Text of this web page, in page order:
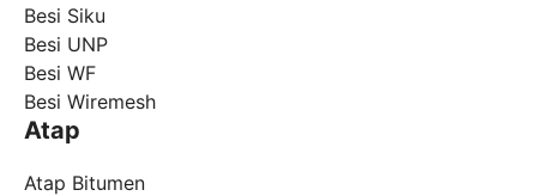
Besi Siku
Besi UNP
Besi WF
Besi Wiremesh
Atap
Atap Bitumen